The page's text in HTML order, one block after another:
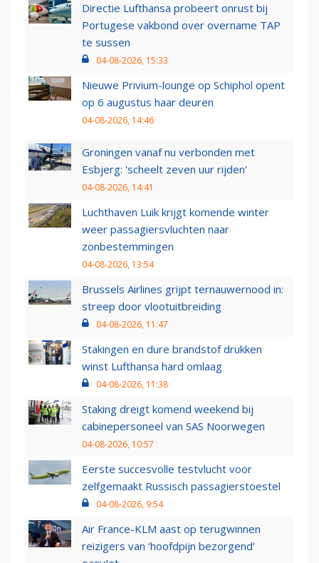
Directie Lufthansa probeert onrust bij
Portugese vakbond over overname TAP
te sussen
04-08-2026, 15:33
Nieuwe Privium-lounge op Schiphol opent
op 6 augustus haar deuren
04-08-2026, 14:46
Groningen vanaf nu verbonden met
Esbjerg: 'scheelt zeven uur rijden'
04-08-2026, 14:41
Luchthaven Luik krijgt komende winter
weer passagiersvluchten naar
zonbestemmingen
04-08-2026, 13:54
Brussels Airlines grijpt ternauwernood in:
streep door vlootuitbreiding
04-08-2026, 11:47
Stakingen en dure brandstof drukken
winst Lufthansa hard omlaag
04-08-2026, 11:38
Staking dreigt komend weekend bij
cabinepersoneel van SAS Noorwegen
04-08-2026, 10:57
Eerste succesvolle testvlucht voor
zelfgemaakt Russisch passagierstoestel
04-08-2026, 9:54
Air France-KLM aast op terugwinnen
reizigers van ‘hoofdpijn bezorgend’